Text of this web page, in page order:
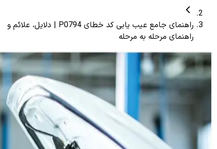
راهنمای جامع عیب یابی کد خطای P0794 | دلایل، علائم و
راهنمای مرحله به مرحله